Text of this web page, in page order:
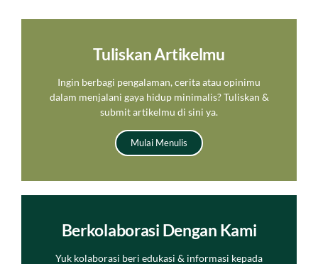
Tuliskan Artikelmu
Ingin berbagi pengalaman, cerita atau opinimu
dalam menjalani gaya hidup minimalis? Tuliskan &
submit artikelmu di sini ya.
Mulai Menulis
Berkolaborasi Dengan Kami
Yuk kolaborasi beri edukasi & informasi kepada